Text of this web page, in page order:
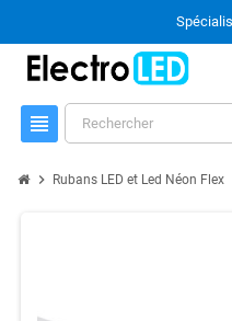
view_headline
chevron_right Rubans LED et Led Néon Flex